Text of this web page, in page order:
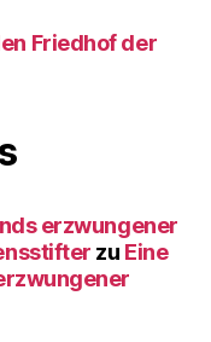
Friedhof der
erzwungener
zu Eine